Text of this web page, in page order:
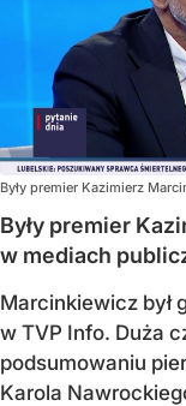
Były premier Kazimierz
Były premier
w mediach
Marcinkiewicz był
w TVP Info. Duża
podsumowaniu
Karola